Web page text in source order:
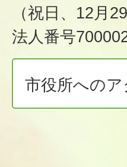
（祝日、12月
法人番号
市役所へのア